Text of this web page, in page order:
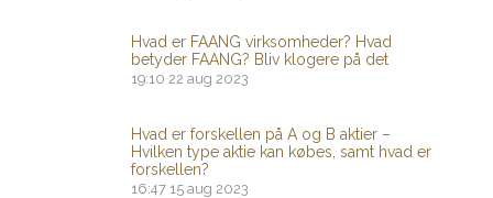
Hvad er FAANG virksomheder? Hvad
betyder FAANG? Bliv klogere på det
19:10 22 aug 2023
Hvad er forskellen på A og B aktier –
Hvilken type aktie kan købes, samt hvad er
forskellen?
16:47 15 aug 2023